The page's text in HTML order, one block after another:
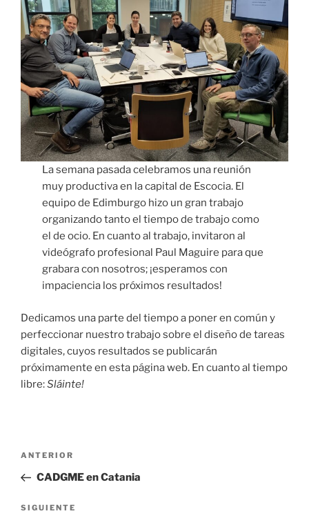
La semana pasada celebramos una reunión
muy productiva en la capital de Escocia. El
equipo de Edimburgo hizo un gran trabajo
organizando tanto el tiempo de trabajo como
el de ocio. En cuanto al trabajo, invitaron al
videógrafo profesional Paul Maguire para que
grabara con nosotros; ¡esperamos con
impaciencia los próximos resultados!
Dedicamos una parte del tiempo a poner en común y
perfeccionar nuestro trabajo sobre el diseño de tareas
digitales, cuyos resultados se publicarán
próximamente en esta página web. En cuanto al tiempo
libre:Sláinte!
Navegación
entradas
Entrada
anterior:
ANTERIOR
CADGME en Catania
Siguiente
SIGUIENTE